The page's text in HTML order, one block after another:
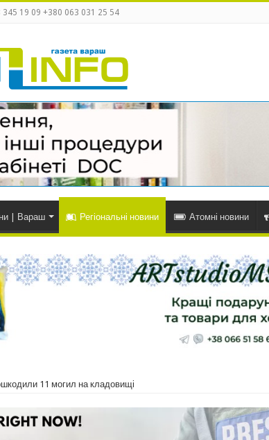
345 19 09 +380 063 031 25 54
| Вараш Регіональні новини Атомні новини
11 могил на кладовищі